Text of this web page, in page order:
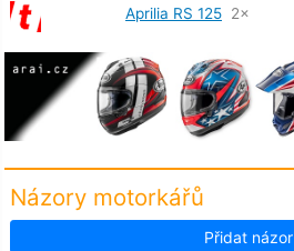
Aprilia RS 125 2×
Názory motorkářů
Přidat názor